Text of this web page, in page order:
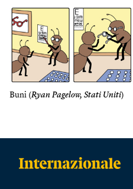
Buni (Ryan Pagelow, Stati Uniti)